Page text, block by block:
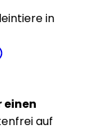
in
einen
auf